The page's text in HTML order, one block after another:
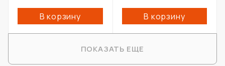
В корзину В корзину
ПОКАЗАТЬ ЕЩЕ